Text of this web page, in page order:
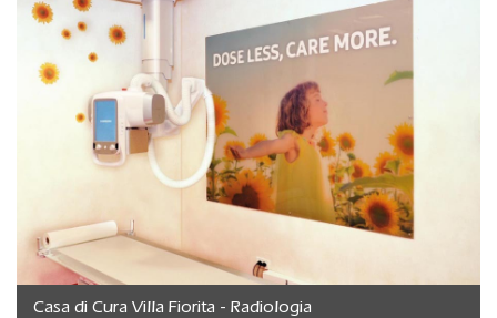
Casa di Cura Villa Fiorita - Radiologia